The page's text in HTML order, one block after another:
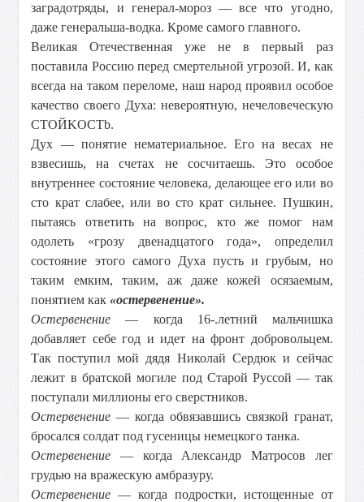
заградотряды, и генерал-мороз — все что угодно,
даже генеральша-водка. Кроме самого главного.
Великая Отечественная уже не в первый раз
поставилa Россию перед смертельной угрозой. И, как
всегда на таком переломе, наш народ проявил особое
качество своего Духа: невероятную, нечеловеческую
CTОЙKOCTb.
Дух — понятие нематериальное. Его на весах не
взвесишь, на счетах не сосчитаешь. Это особое
внутреннее состояние человека, делающее его или во
сто крат слабее, или во сто крат сильнее. Пушкин,
пытаясь ответить на вопрос, кто же помог нам
одолеть «грозу двенадцатого года», определил
состояние этого самого Духа пусть и грубым, но
таким емким, таким, аж даже кожей осязаемым,
понятием как«остервенение».
Остервенение — когда 16-.летний мальчишка
добавляет себе год и идет на фронт добровольцем.
Так поступил мой дядя Николай Сердюк и сейчас
лежит в братской могиле под Старой Руссой — так
поступали миллионы его сверстников.
Остервенение — когда обвязавшись связкой гранат,
бросался солдат под гусеницы немецкого танка.
Остервенение — когда Александр Матросов лег
грудью на вражескую амбразуру.
Остервенение — когда подростки, истощенные от